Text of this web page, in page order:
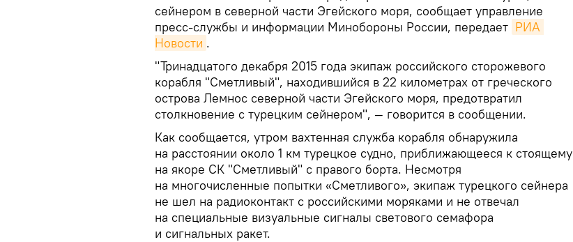
сейнером в северной части Эгейского моря, сообщает управление
пресс-службы и информации Минобороны России, передает РИА
Новости .
"Тринадцатого декабря 2015 года экипаж российского сторожевого
корабля "Сметливый", находившийся в 22 километрах от греческого
острова Лемнос северной части Эгейского моря, предотвратил
столкновение с турецким сейнером", — говорится в сообщении.
Как сообщается, утром вахтенная служба корабля обнаружила
на расстоянии около 1 км турецкое судно, приближающееся к стоящему
на якоре СК "Сметливый" с правого борта. Несмотря
на многочисленные попытки «Сметливого», экипаж турецкого сейнера
не шел на радиоконтакт с российскими моряками и не отвечал
на специальные визуальные сигналы светового семафора
и сигнальных ракет.